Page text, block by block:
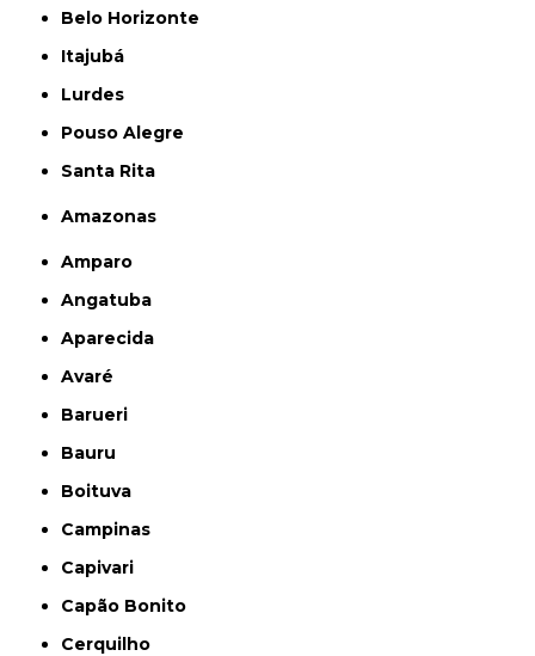
Belo Horizonte
Itajubá
Lurdes
Pouso Alegre
Santa Rita
Amazonas
Amparo
Angatuba
Aparecida
Avaré
Barueri
Bauru
Boituva
Campinas
Capivari
Capão Bonito
Cerquilho